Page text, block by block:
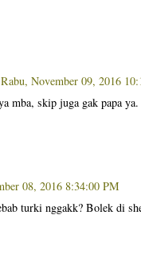
Rabu, November 09, 2016
mba, skip juga gak papa
08, 2016 8:34:00 PM
turki nggakk? Bolek di